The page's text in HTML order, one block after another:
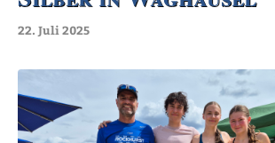
22. Juli 2025